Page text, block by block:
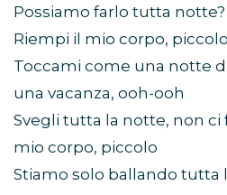
Possiamo farlo tutta
Riempi il mio corpo, piccolo
Toccami come una notte
una vacanza, ooh-ooh
Svegli tutta la notte, non ci
mio corpo, piccolo
Stiamo solo ballando tutta